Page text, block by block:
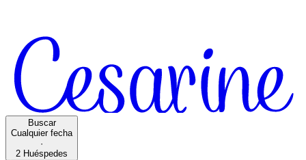
Buscar
Cualquier fecha
·
2 Huéspedes